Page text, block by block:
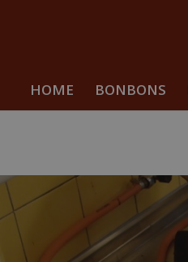
HOME BONBONS